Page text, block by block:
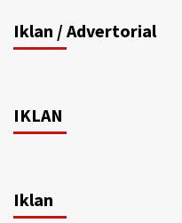
Iklan / Advertorial
IKLAN
Iklan